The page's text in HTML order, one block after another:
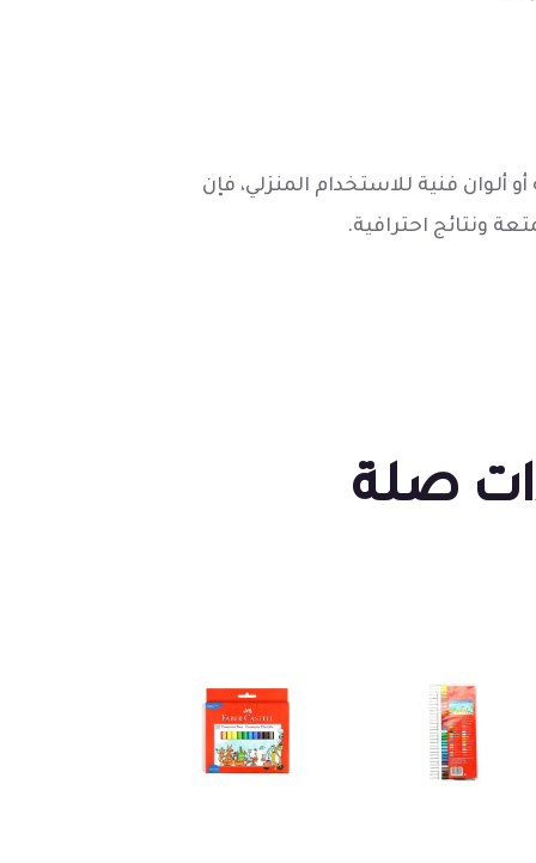
فنية للاستخدام المنزلي، فإن
ونتائج احترافية.
صلة